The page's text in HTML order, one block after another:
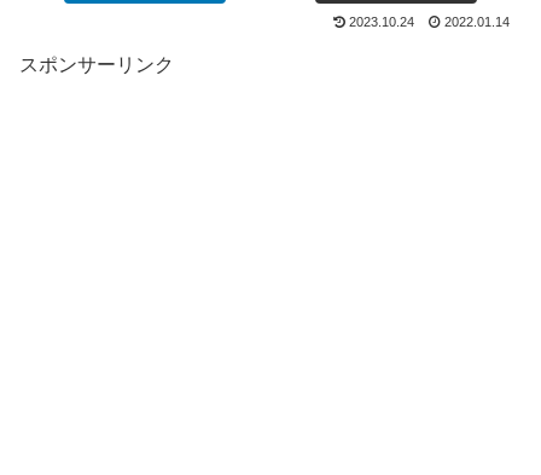
2023.10.24 2022.01.14
スポンサーリンク